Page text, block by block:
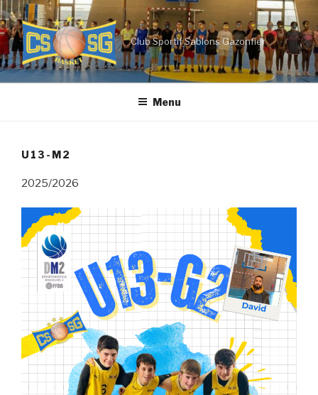
Aller
au
contenu
principal
Club Sportif Sablons Gazonfier
Menu
U13-M2
2025/2026